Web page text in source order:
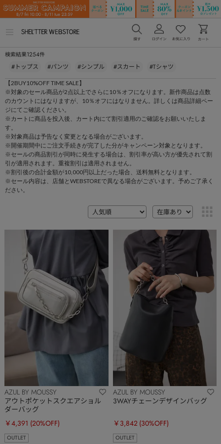
ー
を
く
検索結果1254件
#トップス #パンツ #シンプル #スカート #Tシャツ
【2BUY10%OFF TIME SALE】
※対象のセール商品が2点以上でさらに10％オフになります。新作商品は点数
のカウントにはなりますが、10％オフにはなりません。詳しくは商品詳細ペー
ジにてご確認ください。
※カートに商品を投入後、カート内にて割引適用のご確認をお願いいたしま
す。
※対象商品は予告なく変更となる場合がございます。
※開催期間中にご注文手続きが完了した分がキャンペーン対象となります。
※セールの商品割引が同時に発生する場合は、割引率が高い方が優先されて割
引が適用されます。重複割引は適用されません。
※割引後の合計金額が10,000円以上だった場合、送料無料となります。
※セール内容は、店舗とWEBSTOREで異なる場合がございます。予めご了承く
ださい。
AZUL BY MOUSSY
アウトポケットスクエアショル
ダーバッグ
￥4,391 (20%OFF)
OUTLET
AZUL BY MOUSSY
3WAYチェーンデザインバッグ
￥3,842 (30%OFF)
OUTLET